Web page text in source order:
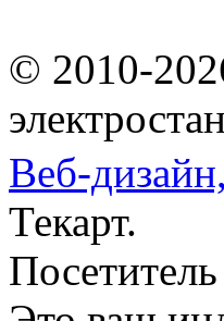
© 2010-
Веб-дизайн,
Текарт.